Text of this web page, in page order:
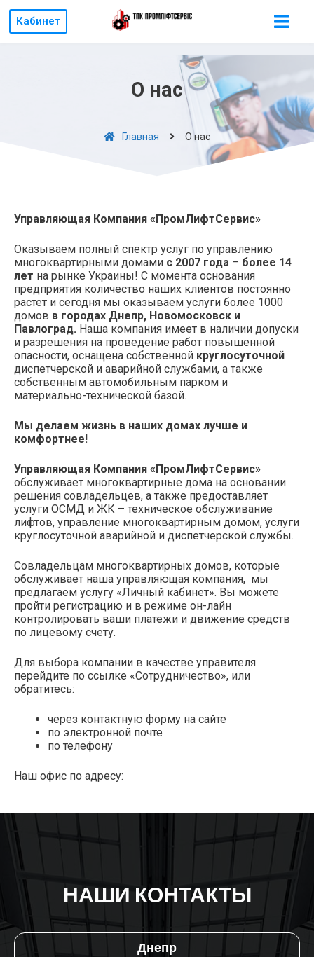
Кабинет
О нас
Главная О нас
Управляющая Компания «ПромЛифтСервис»
Оказываем полный спектр услуг по управлению
многоквартирными домами с 2007 года – более 14
лет на рынке Украины! С момента основания
предприятия количество наших клиентов постоянно
растет и сегодня мы оказываем услуги более 1000
домов в городах Днепр, Новомосковск и
Павлоград. Наша компания имеет в наличии допуски
и разрешения на проведение работ повышенной
опасности, оснащена собственной круглосуточной
диспетчерской и аварийной службами, а также
собственным автомобильным парком и
материально-технической базой.
Мы делаем жизнь в наших домах лучше и
комфортнее!
Управляющая Компания «ПромЛифтСервис»
обслуживает многоквартирные дома на основании
решения совладельцев, а также предоставляет
услуги ОСМД и ЖК – техническое обслуживание
лифтов, управление многоквартирным домом, услуги
круглосуточной аварийной и диспетчерской службы.
Совладельцам многоквартирных домов, которые
обслуживает наша управляющая компания, мы
предлагаем услугу «Личный кабинет». Вы можете
пройти регистрацию и в режиме он-лайн
контролировать ваши платежи и движение средств
по лицевому счету.
Для выбора компании в качестве управителя
перейдите по ссылке «Сотрудничество», или
обратитесь:
через контактную форму на сайте
по электронной почте
по телефону
Наш офис по адресу:
НАШИ КОНТАКТЫ
Днепр